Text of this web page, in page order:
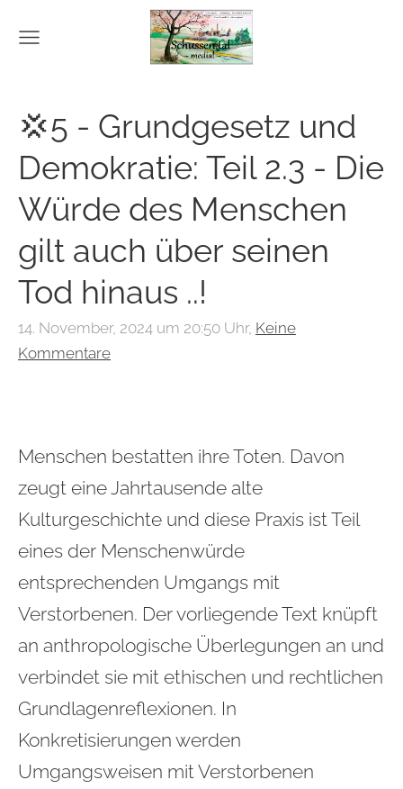
💢5 - Grundgesetz und
Demokratie: Teil 2.3 - Die
Würde des Menschen
gilt auch über seinen
Tod hinaus ..!
14. November, 2024 um 20:50 Uhr, Keine
Kommentare
Menschen bestatten ihre Toten. Davon
zeugt eine Jahrtausende alte
Kulturgeschichte und diese Praxis ist Teil
eines der Menschenwürde
entsprechenden Umgangs mit
Verstorbenen. Der vorliegende Text knüpft
an anthropologische Überlegungen an und
verbindet sie mit ethischen und rechtlichen
Grundlagenreflexionen. In
Konkretisierungen werden
Umgangsweisen mit Verstorbenen